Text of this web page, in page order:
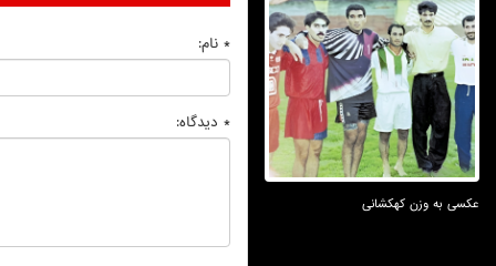
* نام:
* دیدگاه:
عکسی به وزن کهکشانی